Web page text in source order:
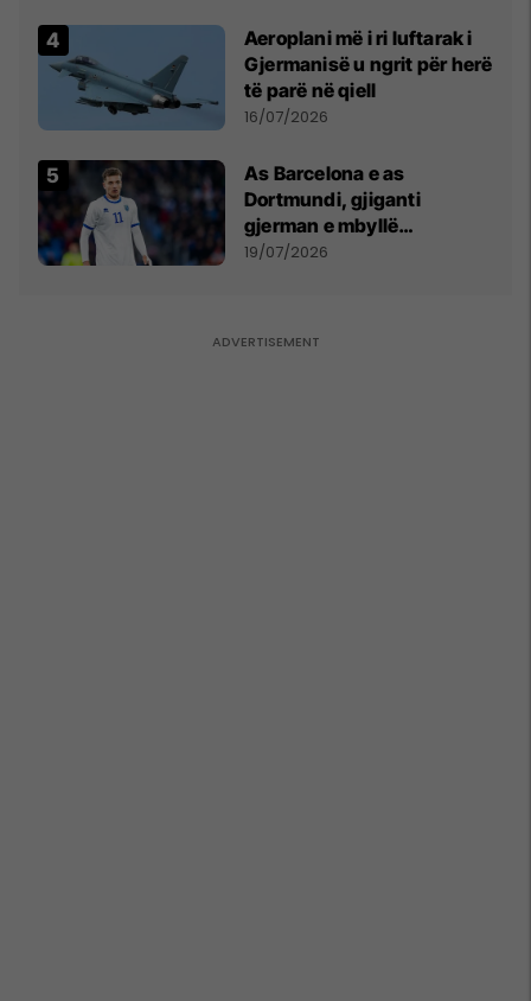
Aeroplani më i ri luftarak i
Gjermanisë u ngrit për herë
të parë në qiell
16/07/2026
As Barcelona e as
Dortmundi, gjiganti
gjerman e mbyllë
marrëveshjen për Fisnik
19/07/2026